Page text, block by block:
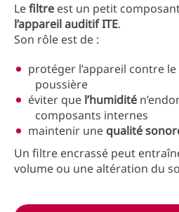
Lefiltre est un petit
l’appareil auditif ITE.
Son rôle est de :
protéger l’appareil contre le
poussière
éviter que l’humidité
composants internes
maintenir une qualité
Un filtre encrassé peut
volume ou une altération du